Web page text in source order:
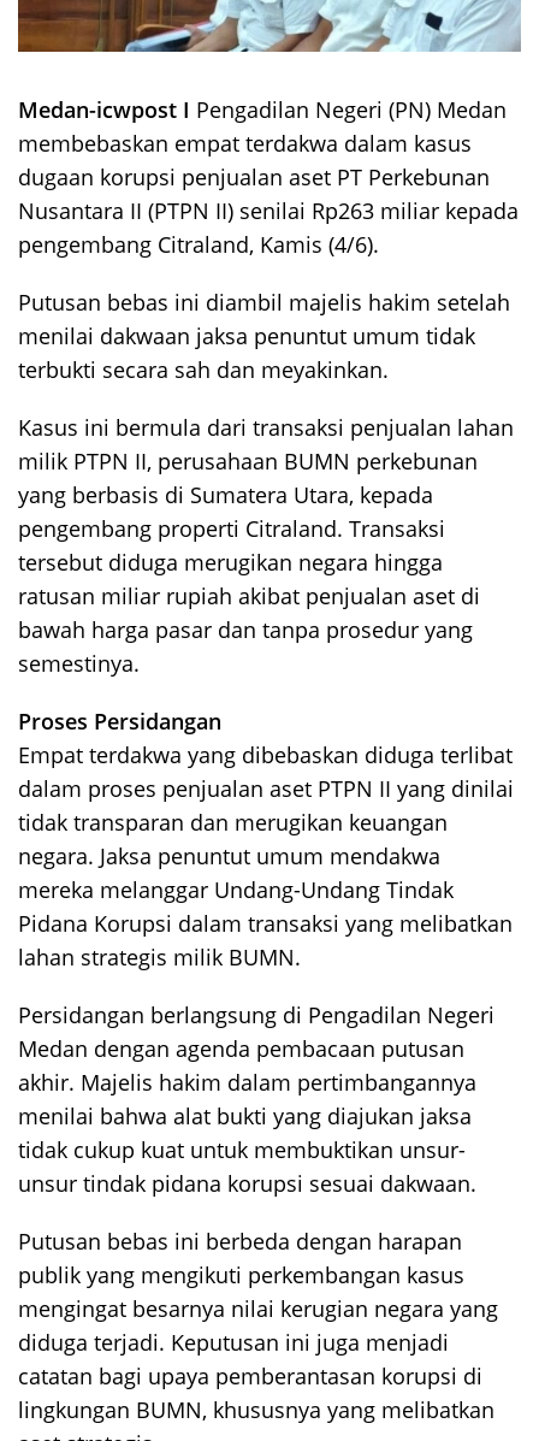
Medan-icwpost I Pengadilan Negeri (PN) Medan
membebaskan empat terdakwa dalam kasus
dugaan korupsi penjualan aset PT Perkebunan
Nusantara II (PTPN II) senilai Rp263 miliar kepada
pengembang Citraland, Kamis (4/6).
Putusan bebas ini diambil majelis hakim setelah
menilai dakwaan jaksa penuntut umum tidak
terbukti secara sah dan meyakinkan.
Kasus ini bermula dari transaksi penjualan lahan
milik PTPN II, perusahaan BUMN perkebunan
yang berbasis di Sumatera Utara, kepada
pengembang properti Citraland. Transaksi
tersebut diduga merugikan negara hingga
ratusan miliar rupiah akibat penjualan aset di
bawah harga pasar dan tanpa prosedur yang
semestinya.
Proses Persidangan
Empat terdakwa yang dibebaskan diduga terlibat
dalam proses penjualan aset PTPN II yang dinilai
tidak transparan dan merugikan keuangan
negara. Jaksa penuntut umum mendakwa
mereka melanggar Undang-Undang Tindak
Pidana Korupsi dalam transaksi yang melibatkan
lahan strategis milik BUMN.
Persidangan berlangsung di Pengadilan Negeri
Medan dengan agenda pembacaan putusan
akhir. Majelis hakim dalam pertimbangannya
menilai bahwa alat bukti yang diajukan jaksa
tidak cukup kuat untuk membuktikan unsur-
unsur tindak pidana korupsi sesuai dakwaan.
Putusan bebas ini berbeda dengan harapan
publik yang mengikuti perkembangan kasus
mengingat besarnya nilai kerugian negara yang
diduga terjadi. Keputusan ini juga menjadi
catatan bagi upaya pemberantasan korupsi di
lingkungan BUMN, khususnya yang melibatkan